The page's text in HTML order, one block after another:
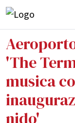
'The
musica
nido'